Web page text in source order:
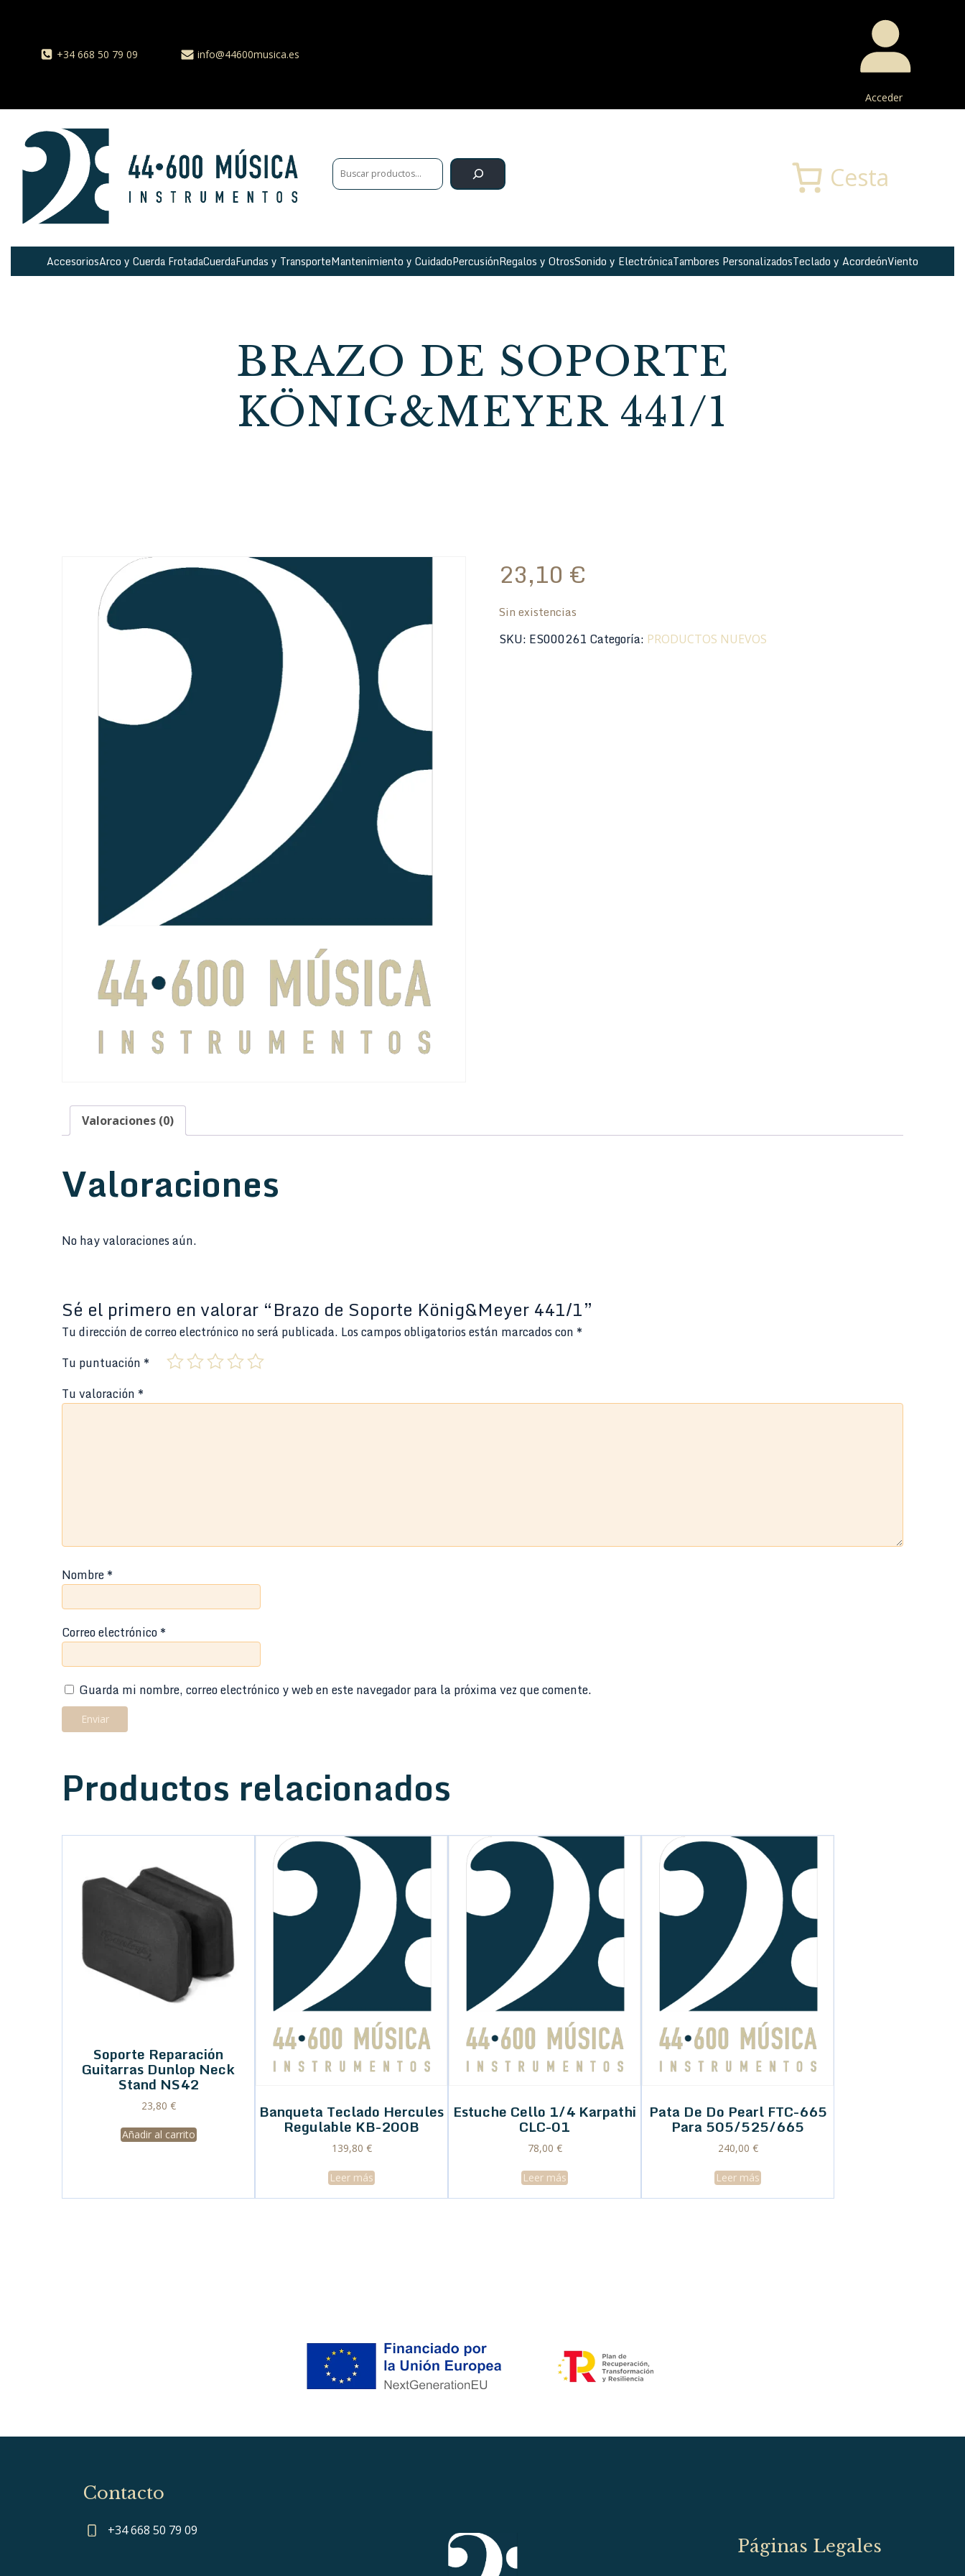
+34 668 50 79 09 info@44600musica.es
Acceder
Cesta
AccesoriosArco y Cuerda FrotadaCuerdaFundas y TransporteMantenimiento y CuidadoPercusiónRegalos y OtrosSonido y ElectrónicaTambores PersonalizadosTeclado y AcordeónViento
BRAZO DE SOPORTE
KÖNIG&MEYER 441/1
23,10 €
Sin existencias
SKU: ES000261 Categoría: PRODUCTOS NUEVOS
Valoraciones (0)
Valoraciones
No hay valoraciones aún.
Sé el primero en valorar “Brazo de Soporte König&Meyer 441/1”
Tu dirección de correo electrónico no será publicada. Los campos obligatorios están marcados con *
Tu puntuación *
Tu valoración *
Nombre*
Correo electrónico*
Guarda mi nombre, correo electrónico y web en este navegador para la próxima vez que comente.
Productos relacionados
Soporte Reparación
Guitarras Dunlop Neck
Stand NS42
23,80 €
Añadir al carrito
Banqueta Teclado Hercules
Regulable KB-200B
139,80 €
Leer más
Estuche Cello 1/4 Karpathi
CLC-01
78,00 €
Leer más
Pata De Do Pearl FTC-665
Para 505/525/665
240,00 €
Leer más
Contacto
+34 668 50 79 09
Páginas Legales